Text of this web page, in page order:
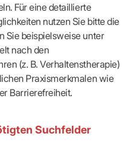
Für eine detaillierte
nutzen Sie bitte die
Sie beispielsweise unter
nach den
(z. B. Verhaltenstherapie)
Praxismerkmalen wie
Barrierefreiheit.
Suchfelder